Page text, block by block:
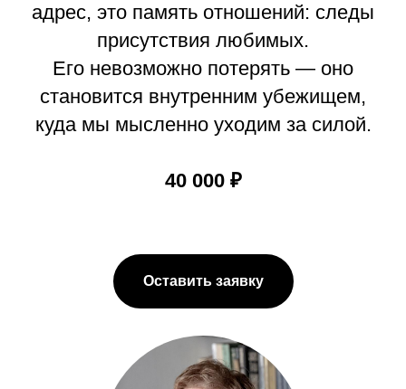
адрес, это память отношений: следы
присутствия любимых.
Его невозможно потерять — оно
становится внутренним убежищем,
куда мы мысленно уходим за силой.
40 000 ₽
Оставить заявку